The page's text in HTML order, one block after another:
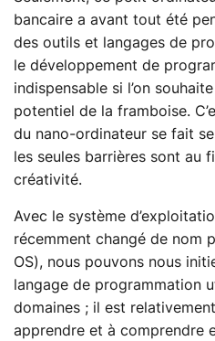
bancaire a avant tout été
des outils et langages de
le développement de
indispensable si l’on
potentiel de la framboise.
du nano-ordinateur se fait
les seules barrières sont au
créativité.
Avec le système
récemment changé de nom
OS), nous pouvons nous
langage de programmation
domaines ; il est
apprendre et à comprendre